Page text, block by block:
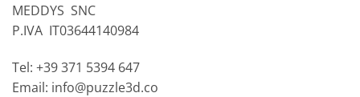
MEDDYS SNC
P.IVA IT03644140984
Tel: +39 371 5394 647
Email: info@puzzle3d.co